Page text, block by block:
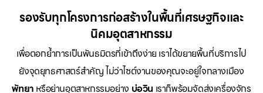
รองรับทุกโครงการก่อสร้างในพื้นที่เศรษฐกิจและ
นิคมอุตสาหกรรม
เพื่อตอกย้ำการเป็นพันธมิตรที่เข้าถึงง่าย เราได้ขยายพื้นที่บริการไป
ยังจุดยุทธศาสตร์สำคัญ ไม่ว่าไซต์งานของคุณจะอยู่ใจกลางเมือง
พัทยา หรือย่านอุตสาหกรรมอย่าง บ่อวิน เราก็พร้อมจัดส่งเครื่องจักร